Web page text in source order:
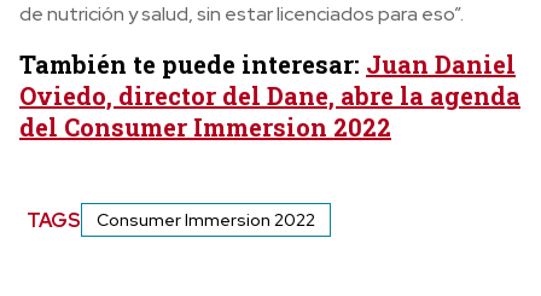
de nutrición y salud, sin estar licenciados para eso”.
También te puede interesar: Juan Daniel
Oviedo, director del Dane, abre la agenda
del Consumer Immersion 2022
TAGS Consumer Immersion 2022